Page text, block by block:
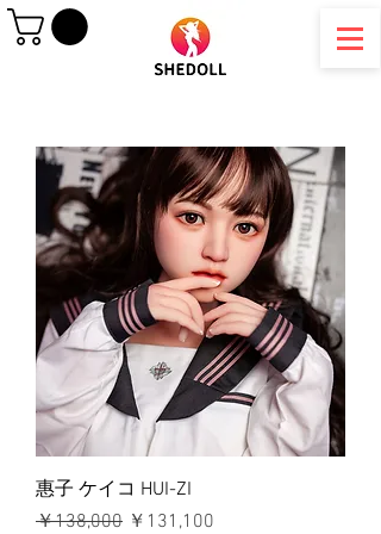
惠子 ケイコ HUI-ZI
通常価格
￥138,000 セール価格
￥131,100